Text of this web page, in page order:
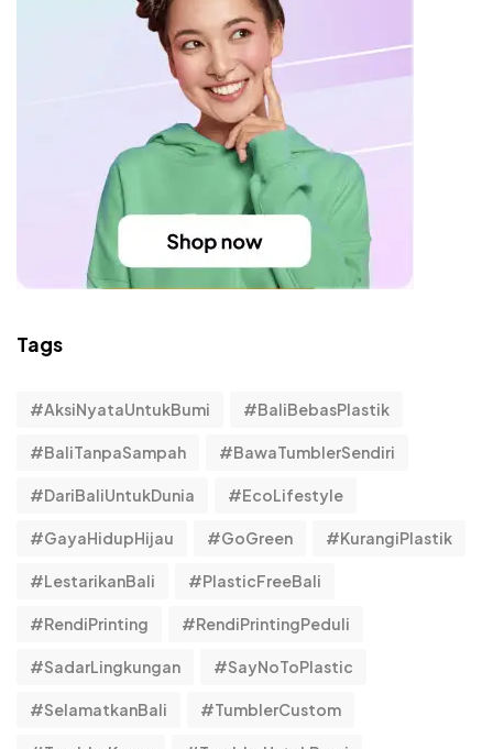
Tags
#AksiNyataUntukBumi #BaliBebasPlastik
#BaliTanpaSampah #BawaTumblerSendiri
#DariBaliUntukDunia #EcoLifestyle
#GayaHidupHijau #GoGreen #KurangiPlastik
#LestarikanBali #PlasticFreeBali
#RendiPrinting #RendiPrintingPeduli
#SadarLingkungan #SayNoToPlastic
#SelamatkanBali #TumblerCustom